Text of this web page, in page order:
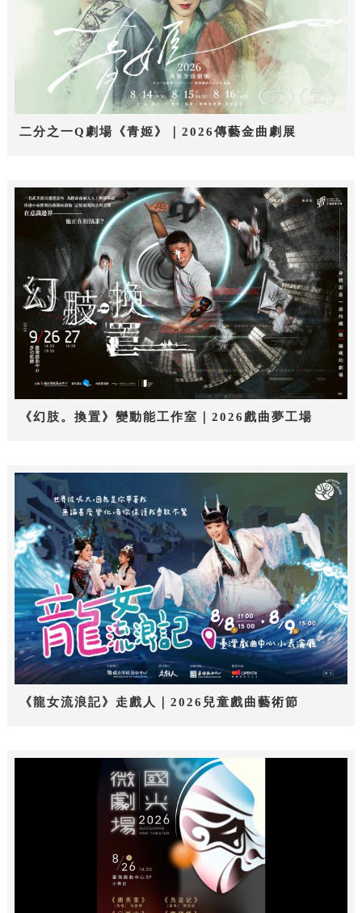
二分之一Q劇場《青姬》｜2026傳藝金曲劇展
《幻肢。換置》變動能工作室｜2026戲曲夢工場
《龍女流浪記》走戲人｜2026兒童戲曲藝術節